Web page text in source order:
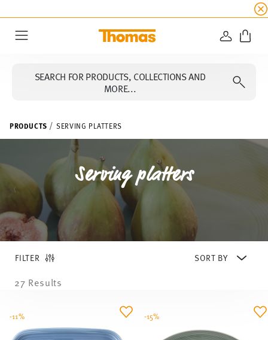
all
LOGIN
SEARCH FOR PRODUCTS, COLLECTIONS AND
MORE...
PRODUCTS SERVING PLATTERS
Serving platters
FILTER
27 Results
-11% -15%